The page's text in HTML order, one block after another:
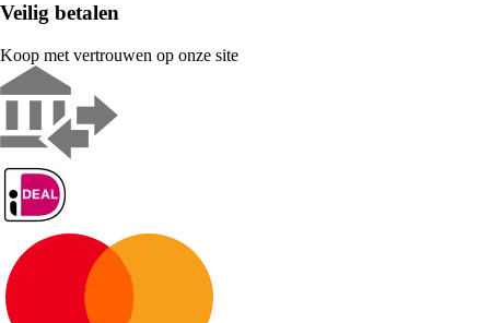
Veilig betalen
Koop met vertrouwen op onze site